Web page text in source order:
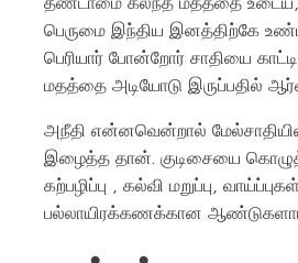
பெருமை இந்திய இனத்திற்கே
பெரியார் போன்றோர் சாதியை
மதத்தை அடியோடு இருப்பதில்
அநீதி என்னவென்றால்
இழைத்த தான். குடிசையை
கற்பழிப்பு , கல்வி மறுப்பு,
பல்லாயிரக்கணக்கான ஆண்டுகளாய்